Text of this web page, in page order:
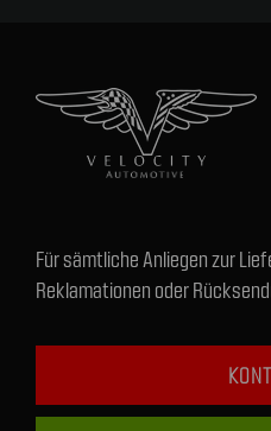
Für sämtliche Anliegen zur
Reklamationen oder